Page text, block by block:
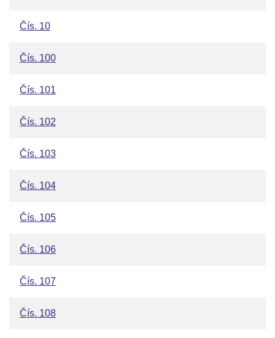
Čís. 10
Čís. 100
Čís. 101
Čís. 102
Čís. 103
Čís. 104
Čís. 105
Čís. 106
Čís. 107
Čís. 108